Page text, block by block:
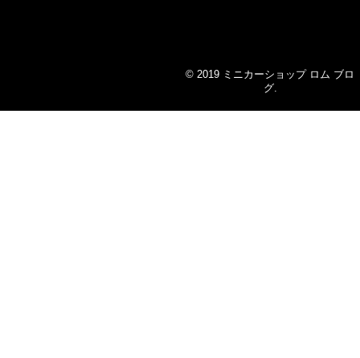
© 2019 ミニカーショップ ロム ブロ
グ.